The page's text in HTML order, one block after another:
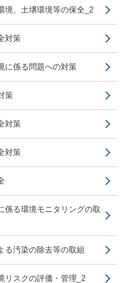
、土壌環境等の保全_2
対策
係る問題への対策
策
対策
対策
る環境モニタリングの取
汚染の除去等の取組
スクの評価・管理_2